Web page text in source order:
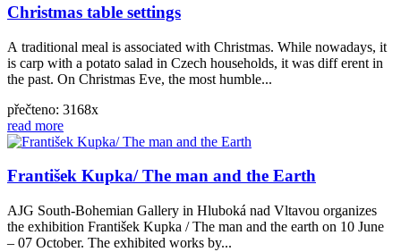
Christmas table settings
A traditional meal is associated with Christmas. While nowadays, it
is carp with a potato salad in Czech households, it was diff erent in
the past. On Christmas Eve, the most humble...
přečteno: 3168x
read more
František Kupka/ The man and the Earth
AJG South-Bohemian Gallery in Hluboká nad Vltavou organizes
the exhibition František Kupka / The man and the earth on 10 June
– 07 October. The exhibited works by...